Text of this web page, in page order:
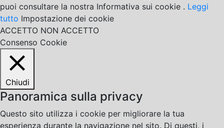
puoi consultare la nostra Informativa sui cookie . Leggi
tutto Impostazione dei cookie
ACCETTO NON ACCETTO
Consenso Cookie
Chiudi
Panoramica sulla privacy
Questo sito utilizza i cookie per migliorare la tua
esperienza durante la navigazione nel sito. Di questi, i